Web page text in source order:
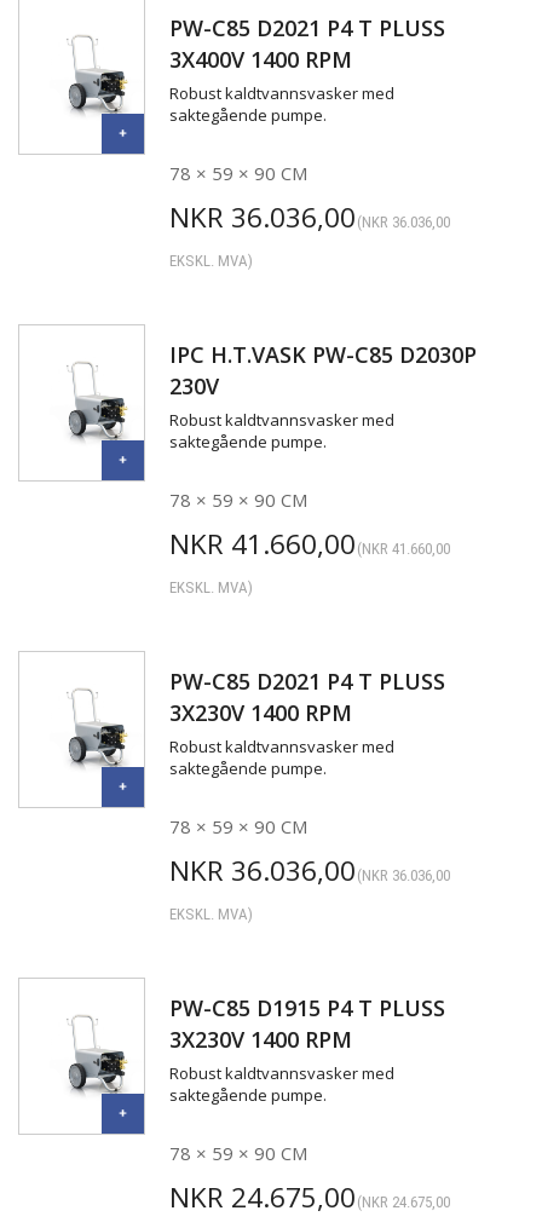
PW-C85 D2021 P4 T PLUSS
3X400V 1400 RPM
Robust kaldtvannsvasker med
saktegående pumpe.
78 × 59 × 90 CM
NKR 36.036,00 (NKR 36.036,00
EKSKL. MVA)
IPC H.T.VASK PW-C85 D2030P
230V
Robust kaldtvannsvasker med
saktegående pumpe.
78 × 59 × 90 CM
NKR 41.660,00 (NKR 41.660,00
EKSKL. MVA)
PW-C85 D2021 P4 T PLUSS
3X230V 1400 RPM
Robust kaldtvannsvasker med
saktegående pumpe.
78 × 59 × 90 CM
NKR 36.036,00 (NKR 36.036,00
EKSKL. MVA)
PW-C85 D1915 P4 T PLUSS
3X230V 1400 RPM
Robust kaldtvannsvasker med
saktegående pumpe.
78 × 59 × 90 CM
NKR 24.675,00 (NKR 24.675,00